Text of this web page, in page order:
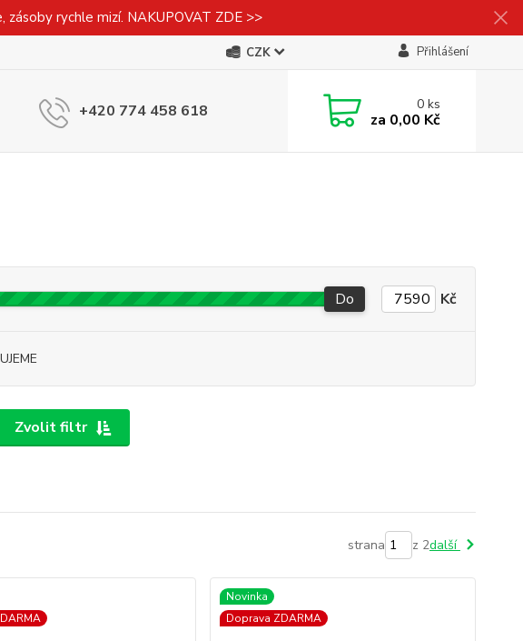
rychle mizí. NAKUPOVAT ZDE >>
CZK Přihlášení
+420 774 458 618 0ks
za 0,00 Kč
Zvolit filtr
Do Kč
strana z 2další
Novinka
Doprava ZDARMA